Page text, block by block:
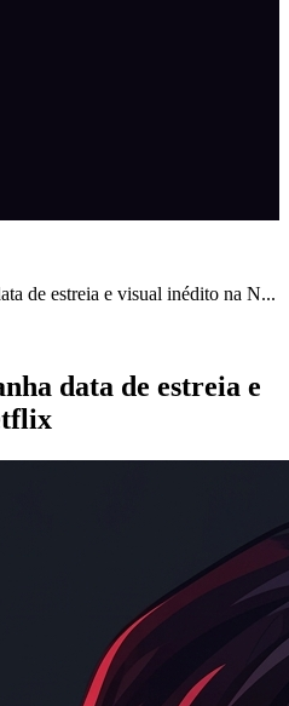
de estreia e visual inédito na N...
data de estreia e